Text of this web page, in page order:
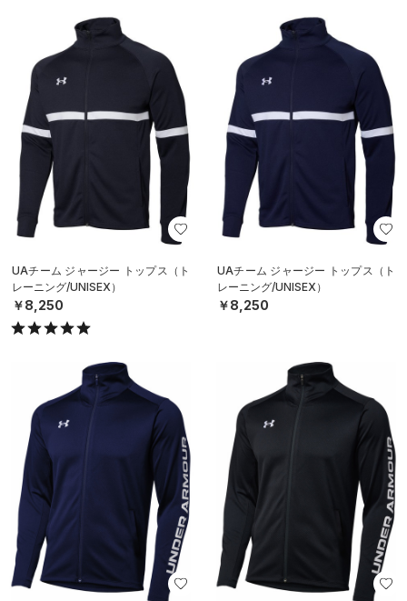
UAチーム ジャージー トップス（ト
レーニング/UNISEX）
￥8,250
UAチーム ジャージー トップス（ト
レーニング/UNISEX）
￥8,250